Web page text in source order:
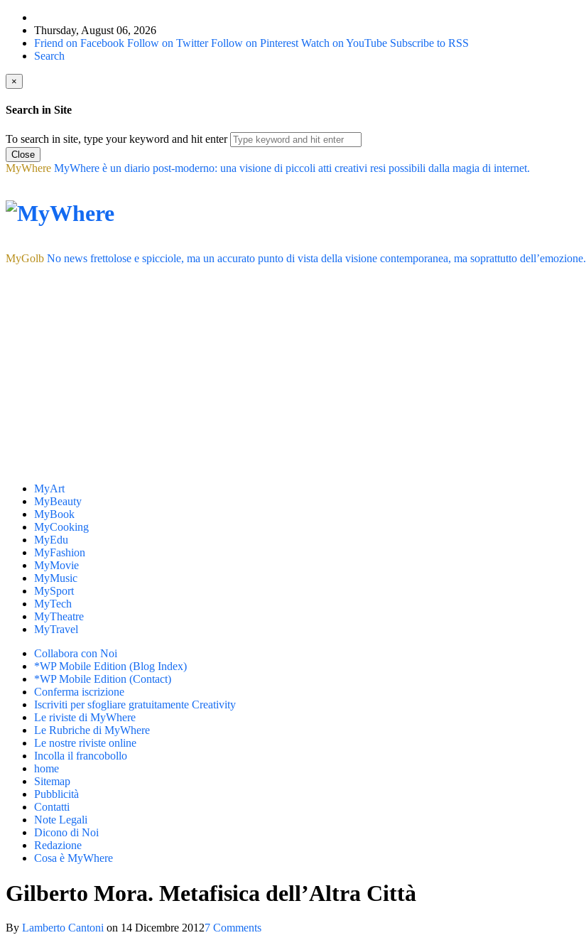
Thursday, August 06, 2026
Friend on Facebook Follow on Twitter Follow on Pinterest Watch on YouTube Subscribe to RSS
Search
×
Search in Site
To search in site, type your keyword and hit enter
Close
MyWhere MyWhere è un diario post-moderno: una visione di piccoli atti creativi resi possibili dalla magia di internet.
MyGolb No news frettolose e spicciole, ma un accurato punto di vista della visione contemporanea, ma soprattutto dell’emozione.
MyArt
MyBeauty
MyBook
MyCooking
MyEdu
MyFashion
MyMovie
MyMusic
MySport
MyTech
MyTheatre
MyTravel
Collabora con Noi
*WP Mobile Edition (Blog Index)
*WP Mobile Edition (Contact)
Conferma iscrizione
Iscriviti per sfogliare gratuitamente Creativity
Le riviste di MyWhere
Le Rubriche di MyWhere
Le nostre riviste online
Incolla il francobollo
home
Sitemap
Pubblicità
Contatti
Note Legali
Dicono di Noi
Redazione
Cosa è MyWhere
Gilberto Mora. Metafisica dell’Altra Città
By Lamberto Cantoni on 14 Dicembre 20127 Comments